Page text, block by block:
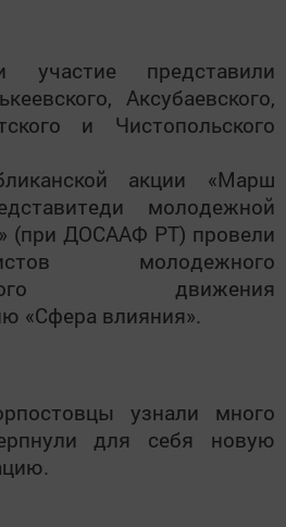
представили
Аксубаевского,
и Чистопольского
акции «Марш
молодежной
(при ДОСААФ РТ) провели
молодежного
движения
«Сфера влияния».
узнали много
для себя новую